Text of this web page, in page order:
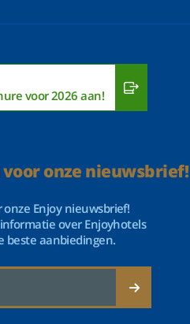
voor 2026 aan!
voor onze nieuwsbrief!
Enjoy nieuwsbrief!
over Enjoyhotels
beste aanbiedingen.